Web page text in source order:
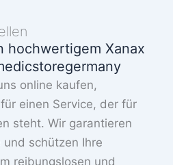
hochwertigem Xanax
online kaufen,
einen Service, der für
steht. Wir garantieren
schützen Ihre
reibungslosen und